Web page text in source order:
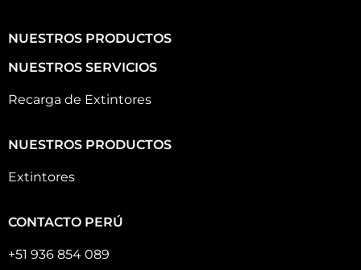
NUESTROS PRODUCTOS
NUESTROS SERVICIOS
Recarga de Extintores
NUESTROS PRODUCTOS
Extintores
CONTACTO PERÚ
+51 936 854 089